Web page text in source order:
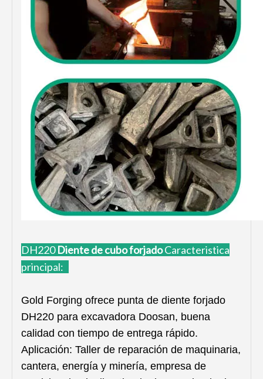
DH220Diente de cubo forjadoCaracteristica
principal:
Gold Forging ofrece punta de diente forjado
DH220 para excavadora Doosan, buena
calidad con tiempo de entrega rápido.
Aplicación: Taller de reparación de maquinaria,
cantera, energía y minería, empresa de